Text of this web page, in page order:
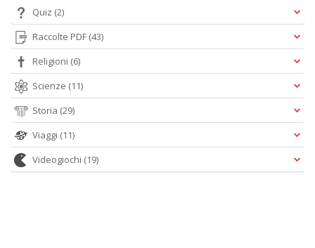
Quiz (2)
Raccolte PDF (43)
Religioni (6)
Scienze (11)
Storia (29)
Viaggi (11)
Videogiochi (19)